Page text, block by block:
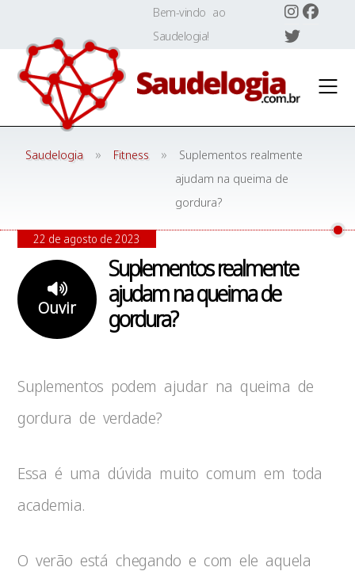
content
Bem-vindo ao
Saudelogia!
Saudelogia » Fitness »
Suplementos realmente
ajudam na queima de
gordura?
Suplementos realmente
ajudam na queima de
gordura?
Ouvir
22 de agosto de 2023
Suplementos podem ajudar na queima de
gordura de verdade?
Essa é uma dúvida muito comum em toda
academia.
O verão está chegando e com ele aquela